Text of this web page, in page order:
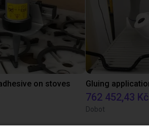
on stoves
762 452,43 Kč
Dobot